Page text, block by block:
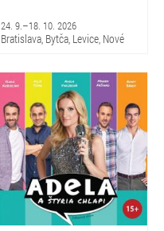
24. 9.–18. 10. 2026
Bratislava, Bytča, Levice, Nové
Sereď, Bardejovské Kúpele,
Košice, Stará Ľubovňa, Poprad,
Brezno, Prievidza, Gbely, Nová
Dubnica